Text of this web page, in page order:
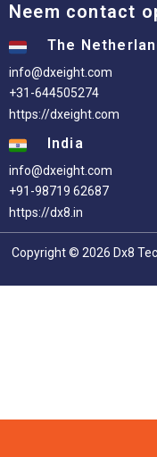
Neem contact
The
info@dxeight.com
+31-644505274
https://dxeight.com
India
info@dxeight.com
+91-98719 62687
https://dx8.in
Copyright © 2026 Dx8